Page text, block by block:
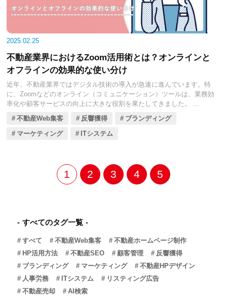
2025.02.25
不動産業界におけるZoom活用術とは？オンラインと
オフラインの効果的な使い分け
近年、不動産業界ではデジタル技術の導入が急速に進んでいます。特
に、Zoomなどのオンライン（コミュニケーション）ツールは、業務効
率化や顧客サービスの向上に大きな役割を果たしてきました。
ただし、オンラインとオフラインの業務をどのように使い分けるか
が、成功の鍵となります。今回の記事では中小不動産会社向けに、
Zoomを活用した業務効率化や、オンラインとオフラインの効果的な使
不動産Web集客 反響獲得
ブランディング
マーケティング
ITシステム
1 2 3 4 5
すべてのタグ一覧
すべて 不動産Web集客
不動産ホームページ制作
HP活用方法
不動産SEO 顧客管理
反響獲得
ブランディング
マーケティング
不動産HPデザイン
人事労務
ITシステム
リスティング広告
不動産売却
AI検索